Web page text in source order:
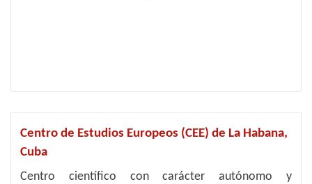
Centro de Estudios Europeos (CEE) de La Habana,
Cuba
Centro científico con carácter autónomo y